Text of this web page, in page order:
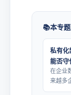
本专
私有化
能否守
在企业
来越多